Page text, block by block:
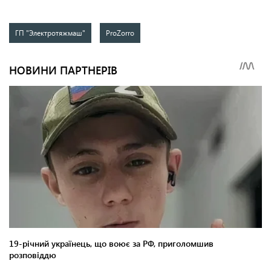
ГП "Электротяжмаш" ProZorro